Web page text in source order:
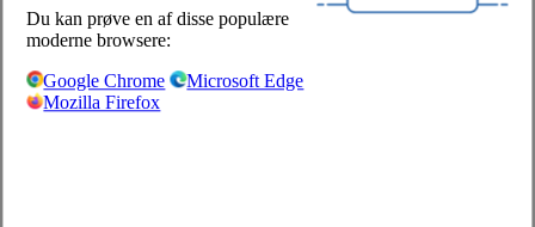
Du kan prøve en af disse populære
moderne browsere:
Google Chrome
Microsoft Edge
Mozilla Firefox
Centervej 1
4180 Sorø
+45 57 87 04 00
salg-soro@hoka.dk